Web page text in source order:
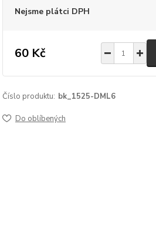
Nejsme plátci DPH
60 Kč
Číslo produktu: bk_1525-DML6
Do oblíbených